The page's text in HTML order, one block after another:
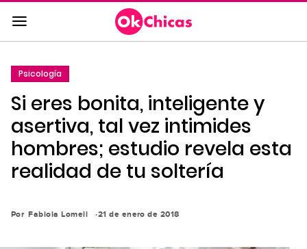
Saltar
al
contenido
a
la
navegación
principal
Psicología
Si eres bonita, inteligente y
asertiva, tal vez intimides
hombres; estudio revela esta
realidad de tu soltería
Por Fabiola Lomeli 21 de enero de 2018